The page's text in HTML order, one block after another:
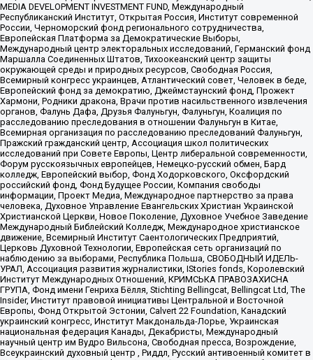
MEDIA DEVELOPMENT INVESTMENT FUND, Международный
Республиканский Институт, Открытая Россия, Институт современной
России, Черноморский фонд регионального сотрудничества,
Европейская Платформа за Демократические Выборы,
Международный центр электоральных исследований, Германский фонд
Маршалла Соединенных Штатов, Тихоокеанский центр защиты
окружающей среды и природных ресурсов, Свободная Россия,
Всемирный конгресс украинцев, Атлантический совет, Человек в беде,
Европейский фонд за демократию, Джеймстаунский фонд, Прожект
Хармони, Родники дракона, Врачи против насильственного извлечения
органов, Фалунь Дафа, Друзья Фалуньгун, Фалуньгун, Коалиция по
расследованию преследования в отношении Фалуньгун в Китае,
Всемирная организация по расследованию преследований Фалуньгун,
Пражский гражданский центр, Ассоциация школ политических
исследований при Совете Европы, Центр либеральной современности,
Форум русскоязычных европейцев, Немецко-русский обмен, Бард
колледж, Европейский выбор, Фонд Ходорковского, Оксфордский
российский фонд, Фонд Будущее России, Компания свободы
информации, Проект Медиа, Международное партнерство за права
человека, Духовное Управление Евангельских Христиан Украинской
Христианской Церкви, Новое Поколение, Духовное Учебное Заведение
Международный Библейский Колледж, Международное христианское
движение, Всемирный Институт Саентологических Предприятий,
Церковь Духовной Технологии, Европейская сеть организаций по
наблюдению за выборами, Республика Польша, СВОБОДНЫЙ ИДЕЛЬ-
УРАЛ, Ассоциация развития журналистики, IStories fonds, Королевский
Институт Международных Отношений, КРИМСЬКА ПРАВОЗАХИСНА
ГРУПА, Фонд имени Генриха Бёлля, Stichting Bellingcat, Bellingcat Ltd, The
Insider, Институт правовой инициативы Центральной и Восточной
Европы, Фонд Открытой Эстонии, Calvert 22 Foundation, Канадский
украинский конгресс, Институт Макдональда-Лорье, Украинская
национальная федерация Канады, Декабристы, Международный
научный центр им Вудро Вильсона, Свободная пресса, Возрождение,
Всеукраинский духовный центр , Риддл, Русский антивоенный комитет в